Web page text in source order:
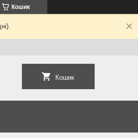
Кошик
Кошик